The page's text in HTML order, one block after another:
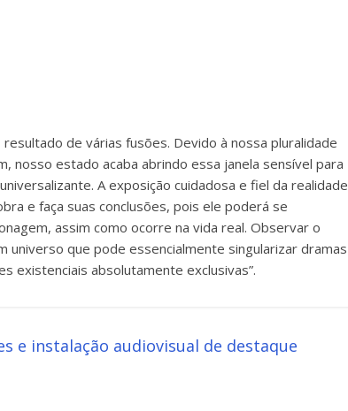
de várias fusões. Devido à nossa pluralidade
nosso estado acaba abrindo essa janela sensível para
A exposição cuidadosa e fiel da realidade
e faça suas conclusões, pois ele poderá se
assim como ocorre na vida real. Observar o
universo que pode essencialmente singularizar dramas
existenciais absolutamente exclusivas”.
e instalação audiovisual de destaque